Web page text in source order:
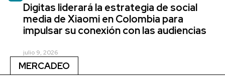
Digitas liderará la estrategia de social
media de Xiaomi en Colombia para
impulsar su conexión con las audiencias
julio 9, 2026
MERCADEO